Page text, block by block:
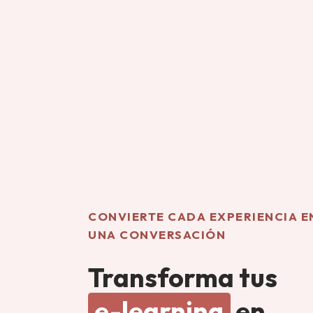
CONVIERTE CADA EXPERIENCIA
UNA CONVERSACIÓN
Transforma tus